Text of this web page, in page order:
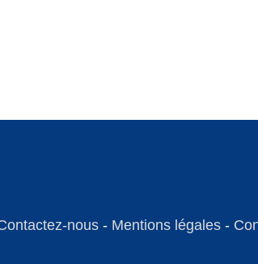
nous- Mentions légales-